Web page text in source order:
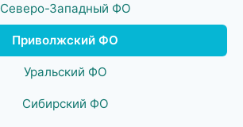
Северо-Западный ФО
Приволжский ФО
Уральский ФО
Сибирский ФО